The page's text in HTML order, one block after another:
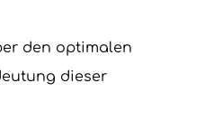
den optimalen
dieser